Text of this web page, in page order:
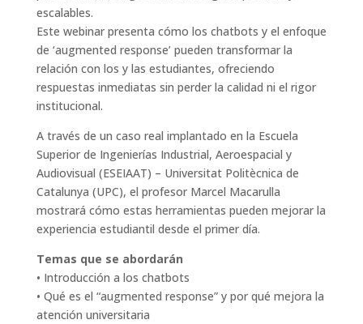
escalables.
Este webinar presenta cómo los chatbots y el enfoque
de ‘augmented response’ pueden transformar la
relación con los y las estudiantes, ofreciendo
respuestas inmediatas sin perder la calidad ni el rigor
institucional.
A través de un caso real implantado en la Escuela
Superior de Ingenierías Industrial, Aeroespacial y
Audiovisual (ESEIAAT) – Universitat Politècnica de
Catalunya (UPC), el profesor Marcel Macarulla
mostrará cómo estas herramientas pueden mejorar la
experiencia estudiantil desde el primer día.
Temas que se abordarán
• Introducción a los chatbots
• Qué es el “augmented response” y por qué mejora la
atención universitaria